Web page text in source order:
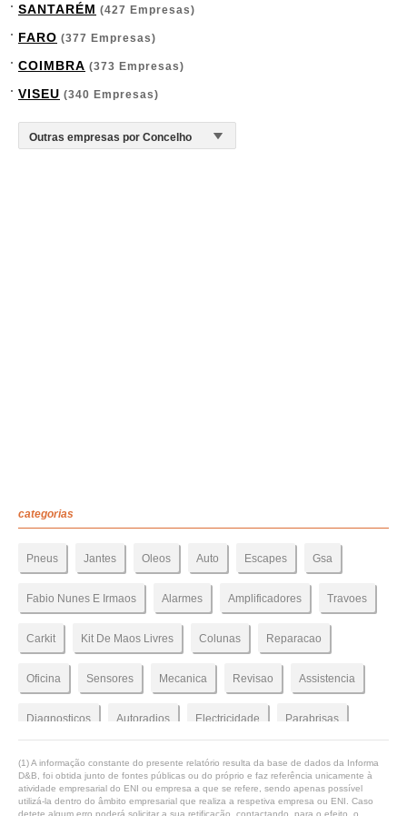
SANTARÉM (427 Empresas)
FARO (377 Empresas)
COIMBRA (373 Empresas)
VISEU (340 Empresas)
categorias
Pneus Jantes Oleos Auto Escapes Gsa
Fabio Nunes E Irmaos Alarmes Amplificadores Travoes
Carkit Kit De Maos Livres Colunas Reparacao
Oficina Sensores Mecanica Revisao Assistencia
Diagnosticos Autoradios Electricidade Parabrisas
(1) A informação constante do presente relatório resulta da base de dados da Informa
D&B, foi obtida junto de fontes públicas ou do próprio e faz referência unicamente à
atividade empresarial do ENI ou empresa a que se refere, sendo apenas possível
utilizá-la dentro do âmbito empresarial que realiza a respetiva empresa ou ENI. Caso
detete algum erro poderá solicitar a sua retificação, contactando, para o efeito, o